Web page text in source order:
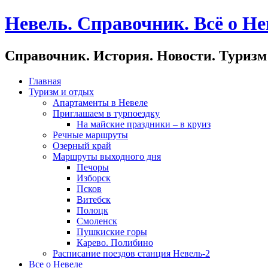
Невель. Справочник. Всё о
Справочник. История. Новости. Туризм
Главная
Туризм и отдых
Апартаменты в Невеле
Приглашаем в турпоездку
На майские праздники – в круиз
Речные маршруты
Озерный край
Маршруты выходного дня
Печоры
Изборск
Псков
Витебск
Полоцк
Смоленск
Пушкиские горы
Карево. Полибино
Расписание поездов станция Невель-2
Все о Невеле